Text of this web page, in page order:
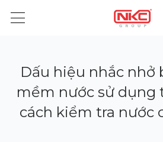
Dấu hiệu nhắc nhở
mềm nước sử dụng
cách kiểm tra nước